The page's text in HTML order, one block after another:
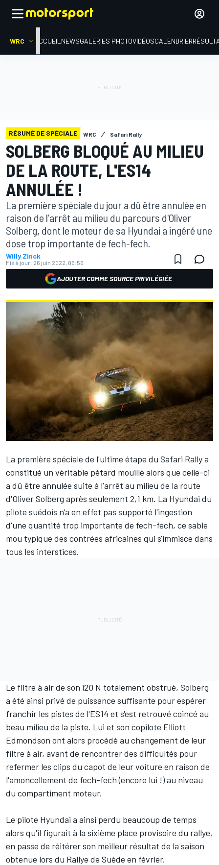
WRC ACCUEIL NEWSGALERIES PHOTOVIDÉOSCALENDRIER
RÉSUMÉ DE SPÉCIALE WRC Safari Rally
SOLBERG BLOQUÉ AU MILIEU
DE LA ROUTE, L'ES14
ANNULÉE !
La première spéciale du jour a dû être annulée en
raison de l'arrêt au milieu du parcours d'Oliver
Solberg, dont le moteur de sa Hyundai a ingéré une
dose trop importante de fech-fech.
Willy Zinck
Mis à jour: 26 juin 2022, 05:56
AJOUTER COMME SOURCE PRIVILÉGIÉE
La première spéciale de l'ultime étape du Safari Rally a
constitué un véritable pétard mouillé alors que celle-ci
a dû être annulée suite à l'arrêt au milieu de la route
d'Oliver Solberg après seulement 2,1 km. La Hyundai du
pilote suédois n'a en effet pas supporté l'ingestion
d'une quantité trop importante de fech-fech, ce sable
mou typique des contrées africaines qui s'immisce dans
tous les interstices.
Le filtre à air de son i20 N totalement obstrué, Solberg
a été ainsi privé de puissance suffisante pour espérer
franchir les pistes de l'ES14 et s'est retrouvé coincé au
beau milieu de la piste. Lui et son copilote Elliott
Edmondson ont alors procédé au changement de leur
filtre à air, avant de rencontrer des difficultés pour
refermer les clips du capot de leur voiture en raison de
l'amoncellement de fech-fech (encore lui !) au niveau
du compartiment moteur.
Le pilote Hyundai a ainsi perdu beaucoup de temps
alors qu'il figurait à la sixième place provisoire du rallye,
en passe de réitérer son meilleur résultat de la saison
obtenue lors du Rallye de Suède en février.